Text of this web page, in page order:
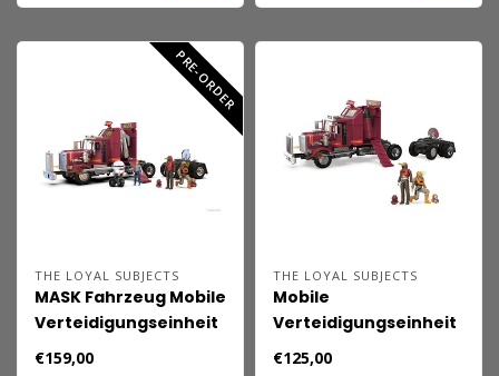
PRE-ORDER
THE LOYAL SUBJECTS
MASK Fahrzeug Mobile
Verteidigungseinheit
Limitierte Auflage
€159,00
THE LOYAL SUBJECTS
Mobile
Verteidigungseinheit
MASK
€125,00